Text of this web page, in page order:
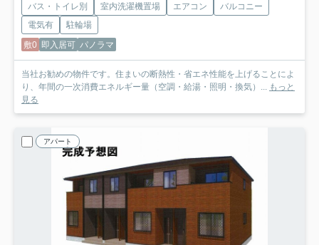
バス・トイレ別 室内洗濯機置場 エアコン
バルコニー
電気有
駐輪場
敷0 即入居可 パノラマ
当社お勧めの物件です。住まいの断熱性・省エネ性能を上げることによ
り、年間の一次消費エネルギー量（空調・給湯・照明・換気）... もっと
見る
アパート